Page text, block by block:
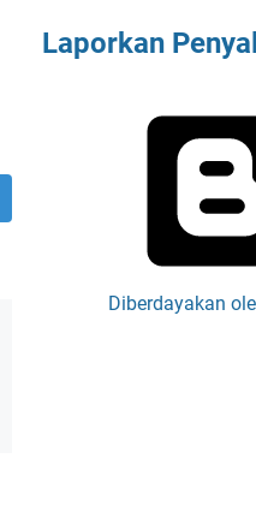
Laporkan
Diberdayakan